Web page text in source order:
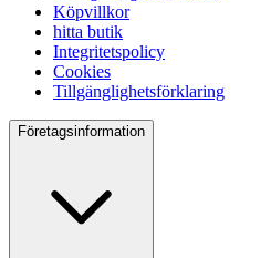
Köpvillkor
hitta butik
Integritetspolicy
Cookies
Tillgänglighetsförklaring
Företagsinformation